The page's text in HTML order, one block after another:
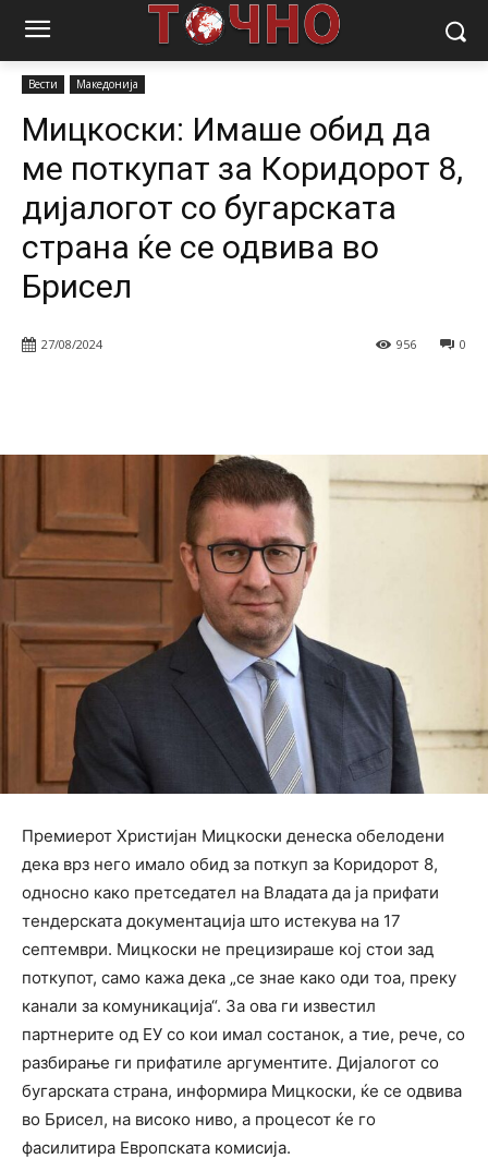
Почетна
Мицкоски: Имаше обид да ме поткупат за
Вести Македонија
Мицкоски: Имаше обид да
ме поткупат за Коридорот 8,
дијалогот со бугарската
страна ќе се одвива во
Брисел
27/08/2024 0
956
Премиерот Христијан Мицкоски денеска обелодени
дека врз него имало обид за поткуп за Коридорот 8,
односно како претседател на Владата да ја прифати
тендерската документација што истекува на 17
септември. Мицкоски не прецизираше кој стои зад
поткупот, само кажа дека „се знае како оди тоа, преку
канали за комуникација“. За ова ги известил
партнерите од ЕУ со кои имал состанок, а тие, рече, со
разбирање ги прифатиле аргументите. Дијалогот со
бугарската страна, информира Мицкоски, ќе се одвива
во Брисел, на високо ниво, а процесот ќе го
фасилитира Европската комисија.